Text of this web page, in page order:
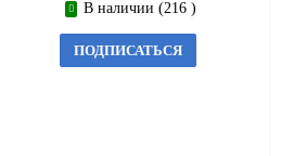
В наличии (216 )
ПОДПИСАТЬСЯ